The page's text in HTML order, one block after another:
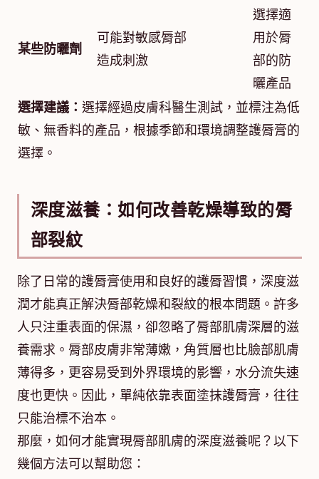
某些防曬劑
可能對敏感脣部
造成刺激
選擇適
用於脣
部的防
曬產品
選擇建議： 選擇經過皮膚科醫生測試，並標注為低
敏、無香料的產品，根據季節和環境調整護脣膏的
選擇。
深度滋養：如何改善乾燥導致的脣
部裂紋
除了日常的護脣膏使用和良好的護脣習慣，深度滋
潤才能真正解決脣部乾燥和裂紋的根本問題。許多
人只注重表面的保濕，卻忽略了脣部肌膚深層的滋
養需求。脣部皮膚非常薄嫩，角質層也比臉部肌膚
薄得多，更容易受到外界環境的影響，水分流失速
度也更快。因此，單純依靠表面塗抹護脣膏，往往
只能治標不治本。
那麼，如何才能實現脣部肌膚的深度滋養呢？以下
幾個方法可以幫助您：